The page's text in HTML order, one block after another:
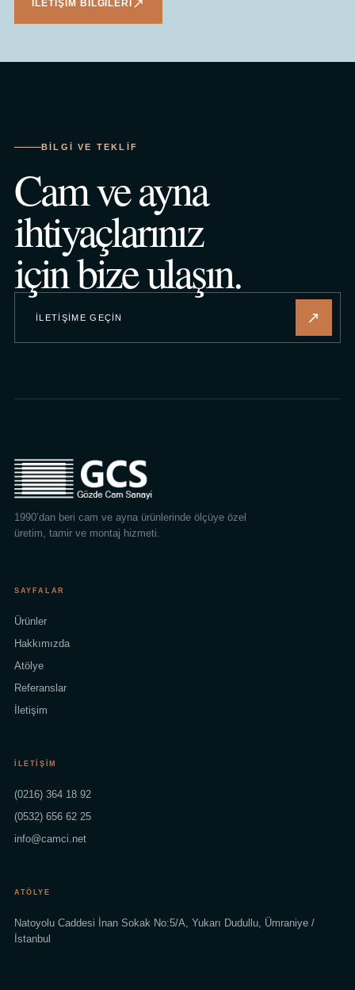
İLETIŞIM BILGILERI ↗
BILGI VE TEKLIF
Cam ve ayna
ihtiyaçlarınız
için bize ulaşın.
İLETIŞIME GEÇIN ↗
1990’dan beri cam ve ayna ürünlerinde ölçüye özel
üretim, tamir ve montaj hizmeti.
SAYFALAR
Ürünler
Hakkımızda
Atölye
Referanslar
İletişim
İLETIŞIM
(0216) 364 18 92
(0532) 656 62 25
info@camci.net
ATÖLYE
Natoyolu Caddesi İnan Sokak No:5/A, Yukarı Dudullu, Ümraniye /
İstanbul